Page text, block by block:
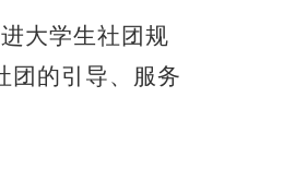
大学生社团规
团的引导、服务